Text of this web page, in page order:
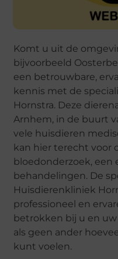
Komt u uit de
bijvoorbeeld
een betrouwbare,
kennis met de
Hornstra. Deze
Arnhem, in de buurt
vele huisdieren
kan hier terecht voor
bloedonderzoek, een
behandelingen. De
Huisdierenkliniek
professioneel en
betrokken bij u en
als geen ander
kunt voelen.